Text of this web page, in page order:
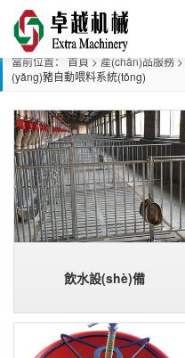
當前位置： 首頁 > 產(chǎn)品服務 >
(yǎng)豬自動喂料系統(tǒng)
飲水設(shè)備